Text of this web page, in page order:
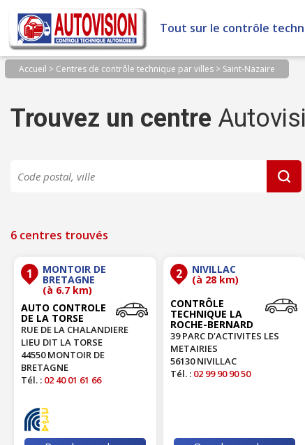
Panneau de gestion des cookies
Tout sur le contrôle
Accueil > Centres de contrôle technique par villes> Saint-Nazaire
Trouvez un centre
6 centres trouvés
1 MONTOIR DE
BRETAGNE
(à 6.7 km)
AUTO CONTROLE
DE LA TORSE
RUE DE LA CHALANDIERE
LIEU DIT LA TORSE
44550 MONTOIR DE
BRETAGNE
Tél. : 02 40 01 61 66
2 NIVILLAC
(à 28 km)
CONTRÔLE
TECHNIQUE LA
ROCHE-BERNARD
39 PARC D'ACTIVITES LES
METAIRIES
56130 NIVILLAC
Tél. : 02 99 90 90 50